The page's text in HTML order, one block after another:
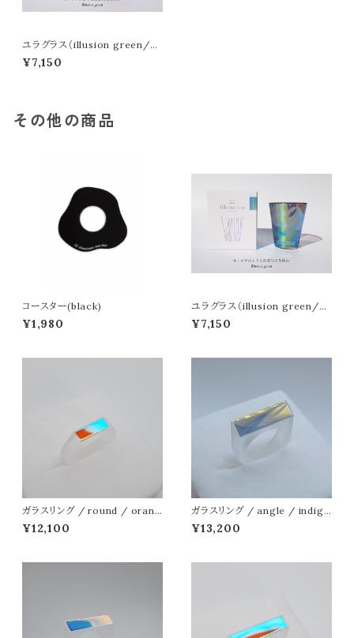
ユラグラス（illusion green/イ
リュージョングリーン）
¥7,150
その他の商品
コースター(black)
¥1,980
ユラグラス（illusion green/イ
リュージョングリーン）
¥7,150
ガラスリング / round / orang
e-light blue
¥12,100
ガラスリング / angle / indigo
-yellow
¥13,200